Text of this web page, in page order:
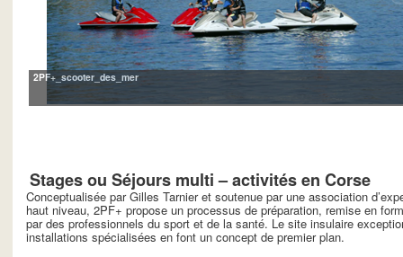
2PF+_scooter_des_mer
Stages ou Séjours multi – activités en Corse
Conceptualisée par Gilles Tarnier et soutenue par une association
haut niveau, 2PF+ propose un processus de préparation, remise en
par des professionnels du sport et de la santé. Le site insulaire
installations spécialisées en font un concept de premier plan.